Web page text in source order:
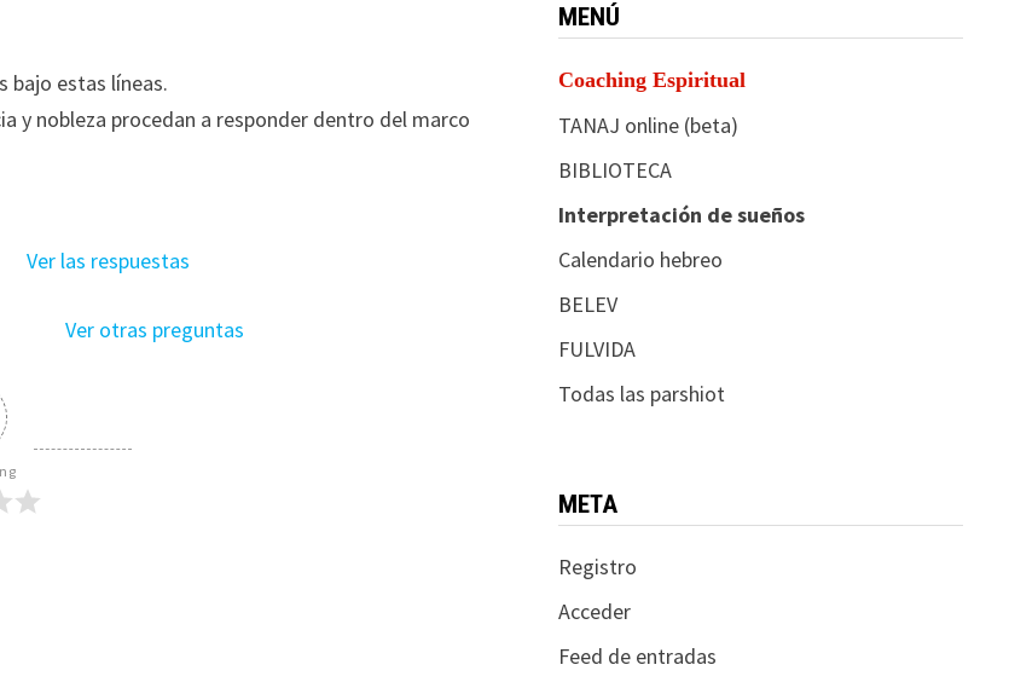
bajo estas líneas.
y nobleza procedan a responder dentro del marco
Ver las respuestas
Ver otras preguntas
MENÚ
Coaching Espiritual
TANAJ online (beta)
BIBLIOTECA
Interpretación de sueños
Calendario hebreo
BELEV
FULVIDA
Todas las parshiot
META
Registro
Acceder
Feed de entradas